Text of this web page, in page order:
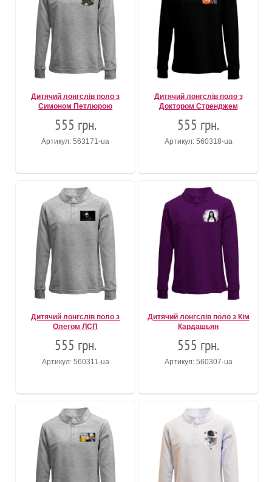
Дитячий лонгслів поло з
Симоном Петлюрою
555 грн.
Артикул: 563171-ua
Дитячий лонгслів поло з
Доктором Стренджем
555 грн.
Артикул: 560318-ua
Дитячий лонгслів поло з
Олегом ЛСП
555 грн.
Артикул: 560311-ua
Дитячий лонгслів поло з Кім
Кардашьян
555 грн.
Артикул: 560307-ua